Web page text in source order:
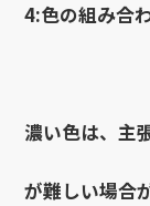
4:色の組み合
濃い色は、主
が難しい場合